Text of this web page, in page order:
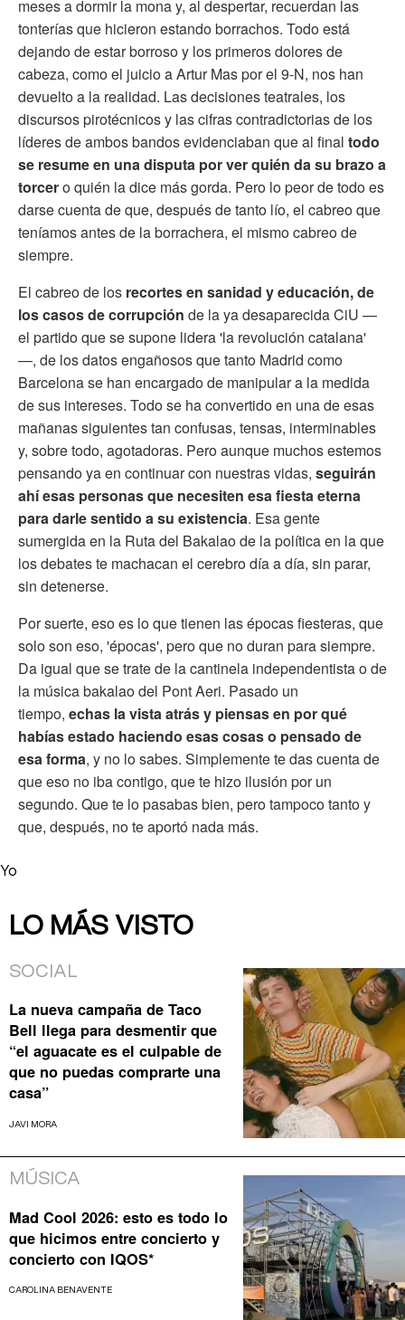
meses a dormir la mona y, al despertar, recuerdan las
tonterías que hicieron estando borrachos. Todo está
dejando de estar borroso y los primeros dolores de
cabeza, como el juicio a Artur Mas por el 9-N, nos han
devuelto a la realidad. Las decisiones teatrales, los
discursos pirotécnicos y las cifras contradictorias de los
líderes de ambos bandos evidenciaban que al final todo
se resume en una disputa por ver quién da su brazo a
torcero quién la dice más gorda. Pero lo peor de todo es
darse cuenta de que, después de tanto lío, el cabreo que
teníamos antes de la borrachera, el mismo cabreo de
siempre.
El cabreo de los recortes en sanidad y educación, de
los casos de corrupción de la ya desaparecida CiU —
el partido que se supone lidera 'la revolución catalana'
—, de los datos engañosos que tanto Madrid como
Barcelona se han encargado de manipular a la medida
de sus intereses. Todo se ha convertido en una de esas
mañanas siguientes tan confusas, tensas, interminables
y, sobre todo, agotadoras. Pero aunque muchos estemos
pensando ya en continuar con nuestras vidas, seguirán
ahí esas personas que necesiten esa fiesta eterna
para darle sentido a su existencia. Esa gente
sumergida en la Ruta del Bakalao de la política en la que
los debates te machacan el cerebro día a día, sin parar,
sin detenerse.
Por suerte, eso es lo que tienen las épocas fiesteras, que
solo son eso, 'épocas', pero que no duran para siempre.
Da igual que se trate de la cantinela independentista o de
la música bakalao del Pont Aeri. Pasado un
tiempo, echas la vista atrás y piensas en por qué
habías estado haciendo esas cosas o pensado de
esa forma, y no lo sabes. Simplemente te das cuenta de
que eso no iba contigo, que te hizo ilusión por un
segundo. Que te lo pasabas bien, pero tampoco tanto y
que, después, no te aportó nada más.
Yo
LO MÁS VISTO
SOCIAL
La nueva campaña de Taco
Bell llega para desmentir que
“el aguacate es el culpable de
que no puedas comprarte una
casa”
JAVI MORA
MÚSICA
Mad Cool 2026: esto es todo lo
que hicimos entre concierto y
concierto con IQOS*
CAROLINA BENAVENTE